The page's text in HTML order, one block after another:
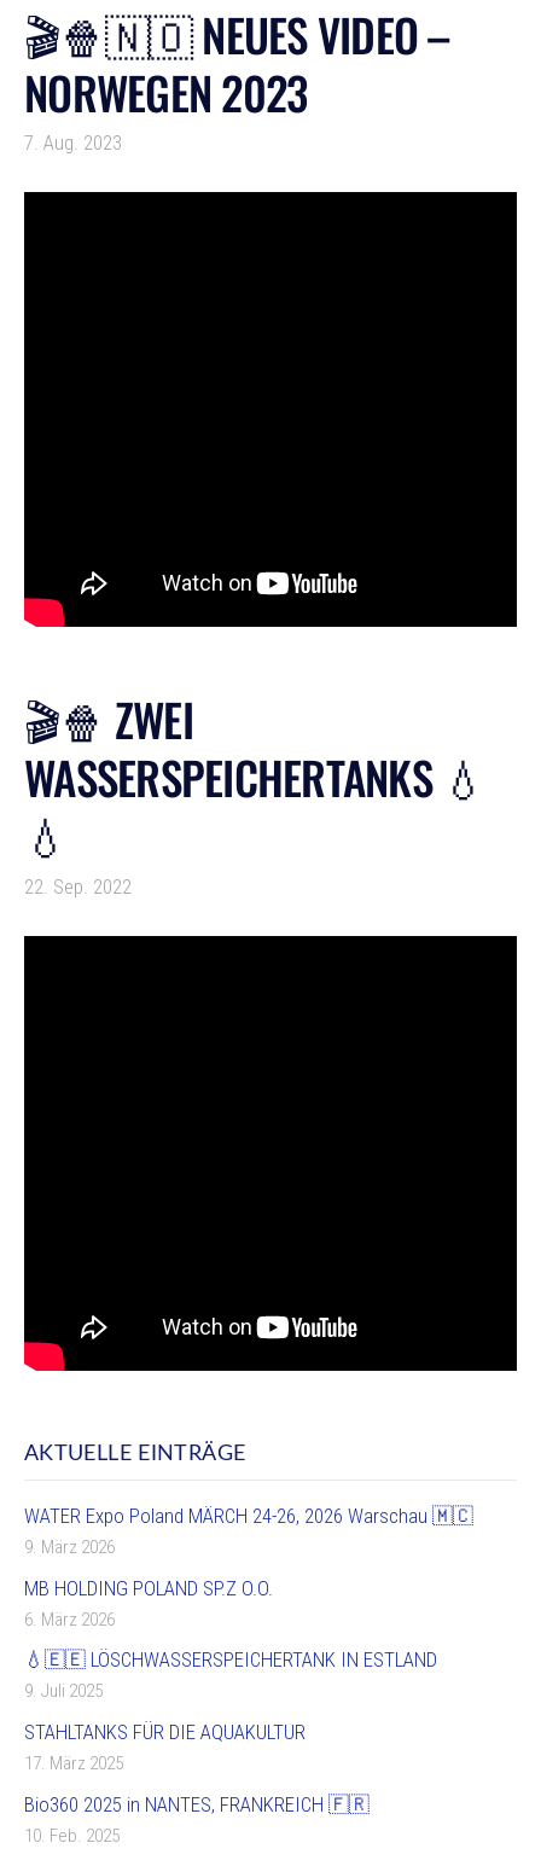
AKTUELLE EINTRÄGE
WATER Expo Poland MÄRCH 24-26, 2026 Warschau 🇲🇨
9. März 2026
MB HOLDING POLAND SP.Z O.O.
6. März 2026
💧🇪🇪 LÖSCHWASSERSPEICHERTANK IN ESTLAND
9. Juli 2025
STAHLTANKS FÜR DIE AQUAKULTUR
17. März 2025
Bio360 2025 in NANTES, FRANKREICH 🇫🇷
10. Feb. 2025
🎬🍿🇳🇴 NEUES VIDEO –
NORWEGEN 2023
7. Aug. 2023
🎬🍿 ZWEI
WASSERSPEICHERTANKS 💧
💧
22. Sep. 2022